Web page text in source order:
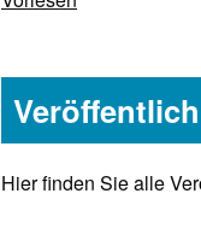
Hier finden Sie alle